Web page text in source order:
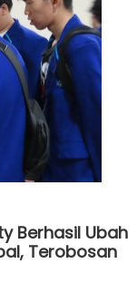
Berhasil Ubah
Terobosan